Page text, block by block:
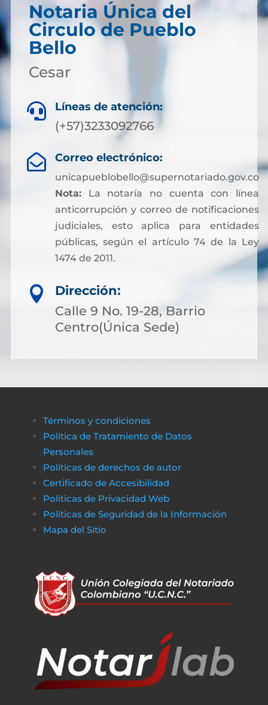
Notaria Única del
Circulo de Pueblo
Bello
Cesar
 Líneas de atención:
(+57)3233092766
 Correo electrónico:
unicapueblobello@supernotariado.gov.co
Nota:La notaría no cuenta con línea
anticorrupción y correo de notificaciones
judiciales, esto aplica para entidades
públicas, según el artículo 74 de la Ley
1474 de 2011.

Dirección:
Calle 9 No. 19-28, Barrio
Centro(Única Sede)
Términos y condiciones
Política de Tratamiento de Datos
Personales
Políticas de derechos de autor
Certificado de Accesibilidad
Políticas de Privacidad Web
Políticas de Seguridad de la Información
Mapa del Sitio